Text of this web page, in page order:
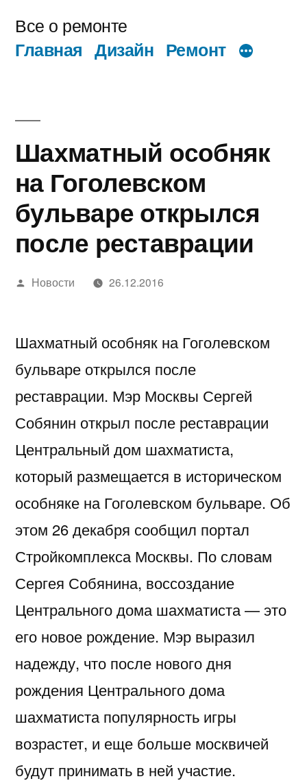
содержимому
Все о ремонте
Главная Дизайн Ремонт
Шахматный особняк
на Гоголевском
бульваре открылся
после реставрации
Написано
Новости 26.12.2016
Шахматный особняк на Гоголевском
бульваре открылся после
реставрации. Мэр Москвы Сергей
Собянин открыл после реставрации
Центральный дом шахматиста,
который размещается в историческом
особняке на Гоголевском бульваре. Об
этом 26 декабря сообщил портал
Стройкомплекса Москвы. По словам
Сергея Собянина, воссоздание
Центрального дома шахматиста — это
его новое рождение. Мэр выразил
надежду, что после нового дня
рождения Центрального дома
шахматиста популярность игры
возрастет, и еще больше москвичей
будут принимать в ней участие.